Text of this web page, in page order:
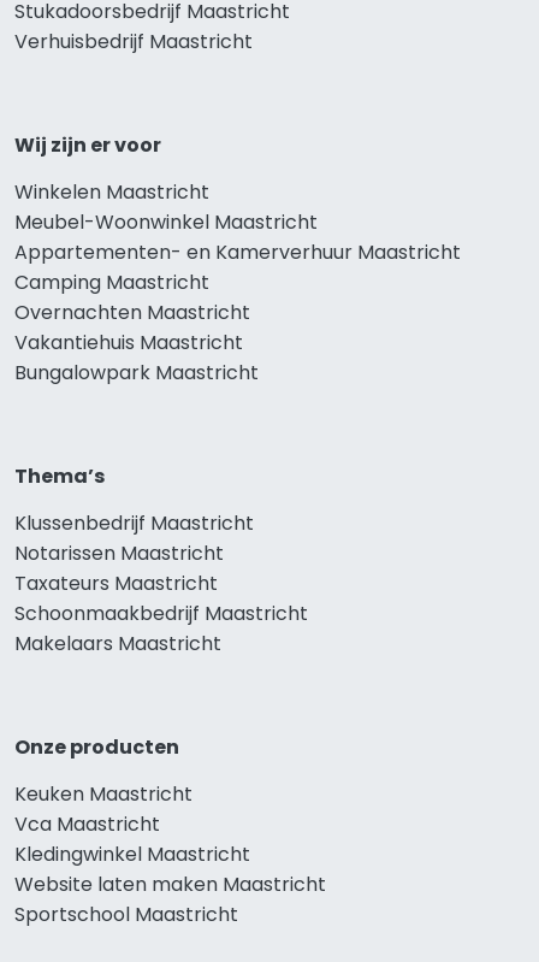
Stukadoorsbedrijf Maastricht
Verhuisbedrijf Maastricht
Wij zijn er voor
Winkelen Maastricht
Meubel-Woonwinkel Maastricht
Appartementen- en Kamerverhuur Maastricht
Camping Maastricht
Overnachten Maastricht
Vakantiehuis Maastricht
Bungalowpark Maastricht
Thema’s
Klussenbedrijf Maastricht
Notarissen Maastricht
Taxateurs Maastricht
Schoonmaakbedrijf Maastricht
Makelaars Maastricht
Onze producten
Keuken Maastricht
Vca Maastricht
Kledingwinkel Maastricht
Website laten maken Maastricht
Sportschool Maastricht